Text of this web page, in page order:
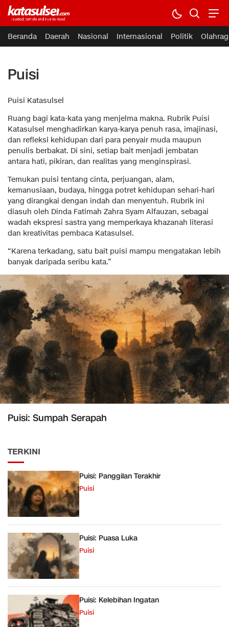
Beranda Daerah Nasional Internasional Politik
Puisi
Puisi Katasulsel
Ruang bagi kata-kata yang menjelma makna. Rubrik Puisi
Katasulsel menghadirkan karya-karya penuh rasa, imajinasi,
dan refleksi kehidupan dari para penyair muda maupun
penulis berbakat. Di sini, setiap bait menjadi jembatan
antara hati, pikiran, dan realitas yang menginspirasi.
Temukan puisi tentang cinta, perjuangan, alam,
kemanusiaan, budaya, hingga potret kehidupan sehari-hari
yang dirangkai dengan indah dan menyentuh. Rubrik ini
diasuh oleh Dinda Fatimah Zahra Syam Alfauzan, sebagai
wadah ekspresi sastra yang memperkaya khazanah literasi
dan kreativitas pembaca Katasulsel.
“Karena terkadang, satu bait puisi mampu mengatakan lebih
banyak daripada seribu kata.”
Puisi: Sumpah Serapah
TERKINI
Puisi: Panggilan Terakhir
Puisi
Puisi: Puasa Luka
Puisi
Puisi: Kelebihan Ingatan
Puisi